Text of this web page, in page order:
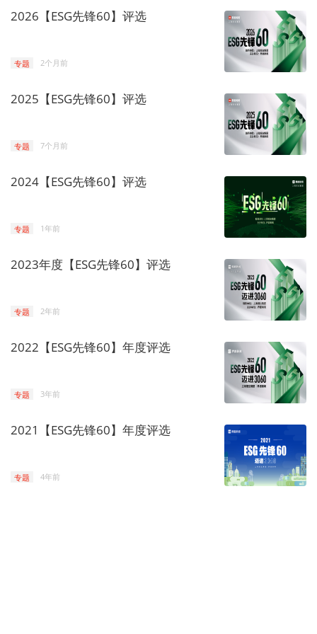
2026【ESG先锋60】评选
专题 2个月前
2025【ESG先锋60】评选
专题 7个月前
2024【ESG先锋60】评选
专题 1年前
2023年度【ESG先锋60】评选
专题 2年前
2022【ESG先锋60】年度评选
专题 3年前
2021【ESG先锋60】年度评选
专题 4年前